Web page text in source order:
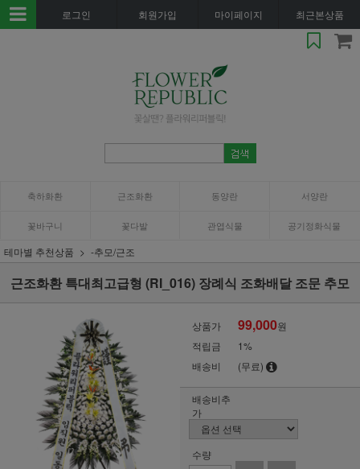
로그인 회원가입 마이페이지 최근본상품
축하화환 근조화환 동양란 서양란
꽃바구니 꽃다발 관엽식물 공기정화식물
테마별 추천상품 -추모/근조
근조화환 특대최고급형 (RI_016) 장례식 조화배달 조문 추모
상품가 99,000원
적립금
1%
배송비
(무료)
배송비추
가
수량